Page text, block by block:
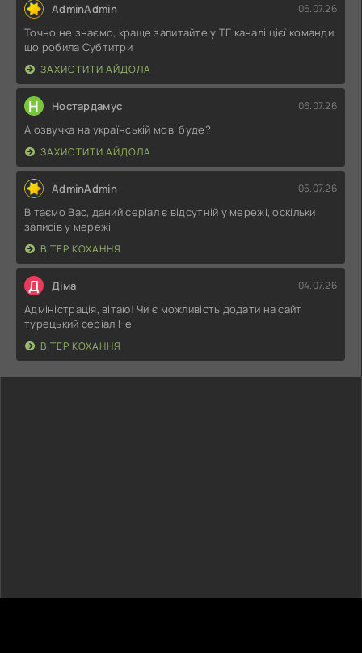
AdminAdmin 06.07.26
Точно не знаємо, краще запитайте у ТГ каналі цієї команди
що робила Субтитри
ЗАХИСТИТИ АЙДОЛА
Н Ностардамус 06.07.26
А озвучка на українській мові буде?
ЗАХИСТИТИ АЙДОЛА
AdminAdmin 05.07.26
Вітаємо Вас, даний серіал є відсутній у мережі, оскільки
записів у мережі
ВІТЕР КОХАННЯ
Д Діма 04.07.26
Адміністрація, вітаю! Чи є можливість додати на сайт
турецький серіал Не
ВІТЕР КОХАННЯ